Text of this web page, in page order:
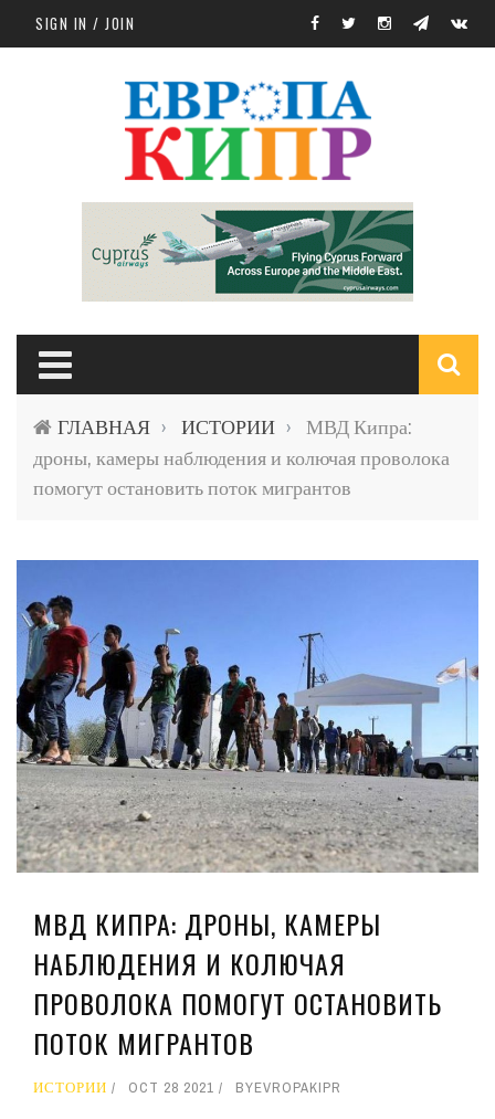
Skip to main content
SIGN IN / JOIN
ГЛАВНАЯ › ИСТОРИИ ›
МВД Кипра:
дроны, камеры наблюдения и колючая проволока
помогут остановить поток мигрантов
МВД КИПРА: ДРОНЫ, КАМЕРЫ
НАБЛЮДЕНИЯ И КОЛЮЧАЯ
ПРОВОЛОКА ПОМОГУТ ОСТАНОВИТЬ
ПОТОК МИГРАНТОВ
ИСТОРИИ OCT 28 2021 BYEVROPAKIPR